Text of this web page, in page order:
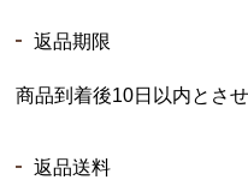
返品期限
商品到着後10日以内とさ
返品送料